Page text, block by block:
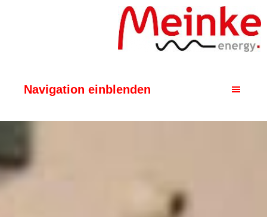
Navigation einblenden